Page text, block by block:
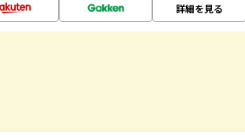
詳細を見る